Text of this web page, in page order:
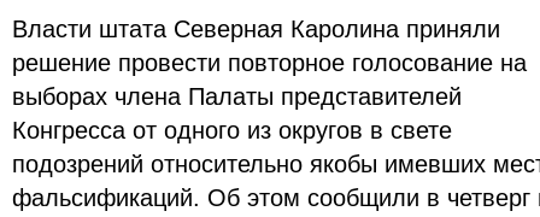
Власти штата Северная Каролина приняли
решение провести повторное голосование на
выборах члена Палаты представителей
Конгресса от одного из округов в свете
подозрений относительно якобы имевших
фальсификаций. Об этом сообщили в четверг